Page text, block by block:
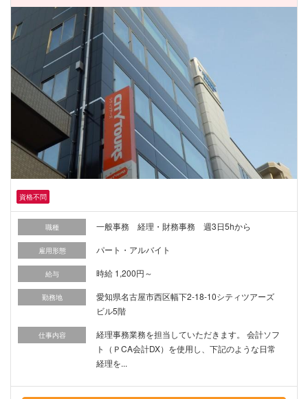
資格不問
職種 一般事務 経理・財務事務 週3日5hから
雇用形態 パート・アルバイト
給与 時給 1,200円～
勤務地
愛知県名古屋市西区幅下2-18-10シティツアーズ
ビル5階
仕事内容
経理事務業務を担当していただきます。 会計ソフ
ト（ＰCA会計DX）を使用し、下記のような日常
経理を...